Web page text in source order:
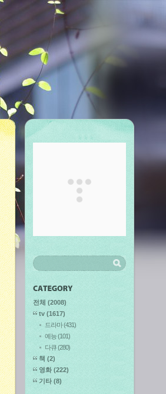
전체 (2008)
tv (1617)
드라마(431)
예능(101)
다큐(280)
책 (2)
영화(222)
기타 (8)